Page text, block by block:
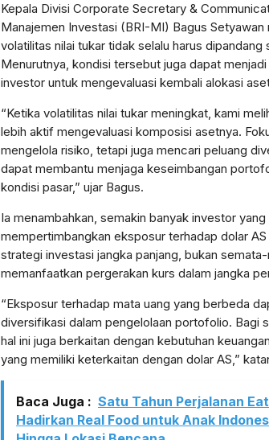
Kepala Divisi Corporate Secretary &
Manajemen Investasi (BRI-MI) Bagus Setyawan
volatilitas nilai tukar tidak selalu harus dipandang
Menurutnya, kondisi tersebut juga dapat
investor untuk mengevaluasi kembali alokasi
“Ketika volatilitas nilai tukar meningkat, kami
lebih aktif mengevaluasi komposisi asetnya.
mengelola risiko, tetapi juga mencari peluang
dapat membantu menjaga keseimbangan
kondisi pasar,” ujar Bagus.
Ia menambahkan, semakin banyak investor yang
mempertimbangkan eksposur terhadap dolar
strategi investasi jangka panjang, bukan
memanfaatkan pergerakan kurs dalam jangka
“Eksposur terhadap mata uang yang berbeda
diversifikasi dalam pengelolaan portofolio. Bagi
hal ini juga berkaitan dengan kebutuhan
yang memiliki keterkaitan dengan dolar AS,”
Baca Juga : Satu Tahun Perjalanan
Hadirkan Real Food untuk Anak